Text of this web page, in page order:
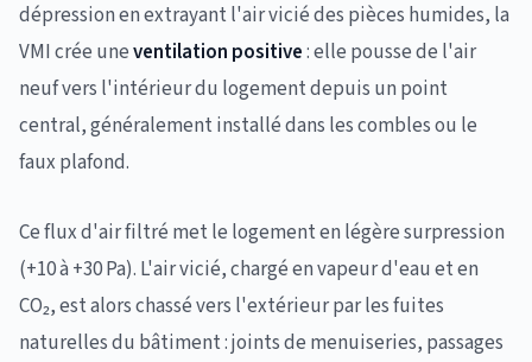
dépression en extrayant l'air vicié des pièces humides, la
VMI crée uneventilation positive: elle pousse de l'air
neuf vers l'intérieur du logement depuis un point
central, généralement installé dans les combles ou le
faux plafond.
Ce flux d'air filtré met le logement en légère surpression
(+10 à +30 Pa). L'air vicié, chargé en vapeur d'eau et en
CO₂, est alors chassé vers l'extérieur par les fuites
naturelles du bâtiment : joints de menuiseries, passages